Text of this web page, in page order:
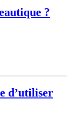
?
d’utiliser